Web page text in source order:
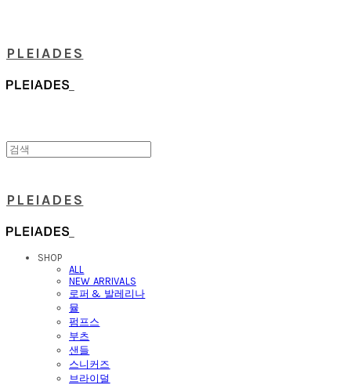
PLEIADES
PLEIADES
SHOP
ALL
NEW ARRIVALS
로퍼 & 발레리나
뮬
펌프스
부츠
샌들
스니커즈
브라이덜